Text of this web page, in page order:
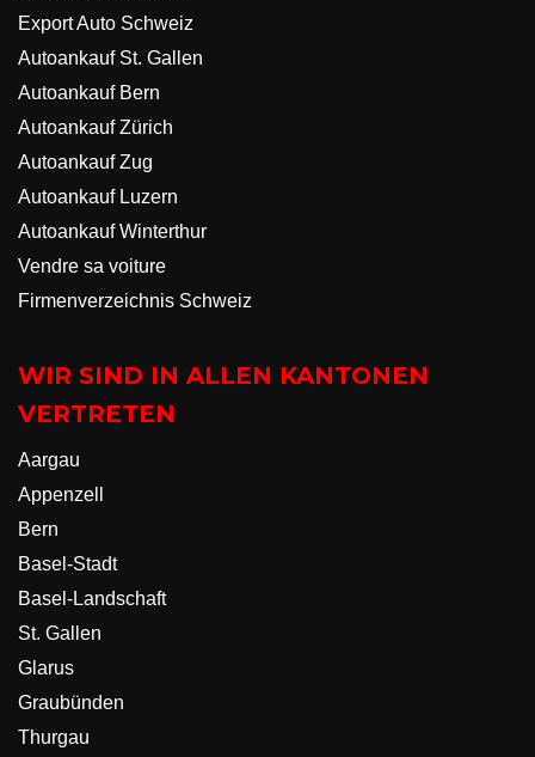
Export Auto Schweiz
Autoankauf St. Gallen
Autoankauf Bern
Autoankauf Zürich
Autoankauf Zug
Autoankauf Luzern
Autoankauf Winterthur
Vendre sa voiture
Firmenverzeichnis Schweiz
WIR SIND IN ALLEN KANTONEN
VERTRETEN
Aargau
Appenzell
Bern
Basel-Stadt
Basel-Landschaft
St. Gallen
Glarus
Graubünden
Thurgau